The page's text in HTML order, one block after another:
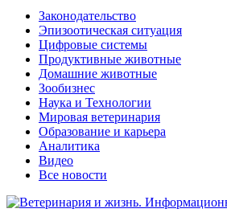
Законодательство
Эпизоотическая ситуация
Цифровые системы
Продуктивные животные
Домашние животные
Зообизнес
Наука и Технологии
Мировая ветеринария
Образование и карьера
Аналитика
Видео
Все новости